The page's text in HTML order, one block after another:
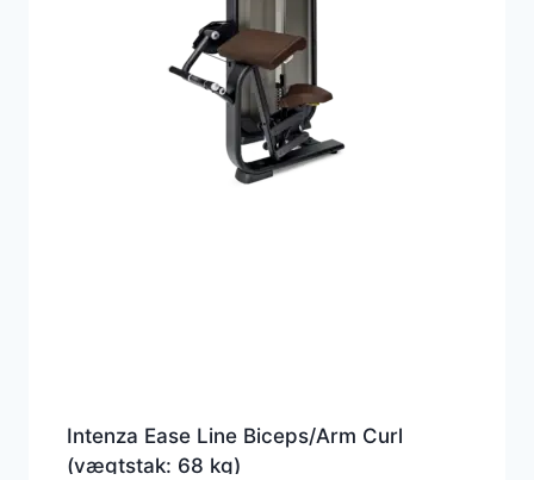
Intenza Ease Line Biceps/Arm Curl
(vægtstak: 68 kg)